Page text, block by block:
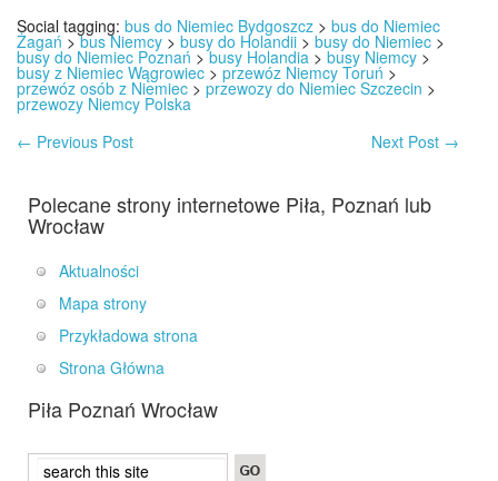
Social tagging: bus do Niemiec Bydgoszcz > bus do Niemiec
Żagań >bus Niemcy > busy do Holandii > busy do Niemiec >
busy do Niemiec Poznań >busy Holandia > busy Niemcy >
busy z Niemiec Wągrowiec > przewóz Niemcy Toruń >
przewóz osób z Niemiec > przewozy do Niemiec Szczecin >
przewozy Niemcy Polska
← Previous Post Next Post →
Polecane strony internetowe Piła, Poznań lub
Wrocław
Aktualności
Mapa strony
Przykładowa strona
Strona Główna
Piła Poznań Wrocław